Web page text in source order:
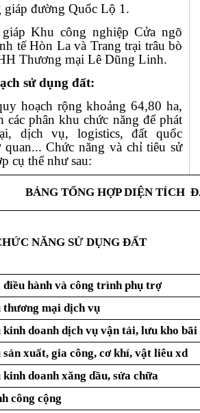
đường Quốc Lộ 1.
Khu công nghiệp Cửa ngõ
tế Hòn La và Trang trại trâu bò
Thương mại Lê Dũng Linh.
sử dụng đất:
hoạch rộng khoảng 64,80 ha,
các phân khu chức năng để phát
dịch vụ, logistics, đất quốc
Chức năng và chỉ tiêu sử
cụ thể như sau:
BẢNG TỔNG HỢP DIỆN TÍCH
NĂNG SỬ DỤNG ĐẤT
hành và công trình phụ trợ
mại dịch vụ
doanh dịch vụ vận tải, lưu kho bãi
xuất, gia công, cơ khí, vật liêu xd
doanh xăng dầu, sửa chữa
công cộng